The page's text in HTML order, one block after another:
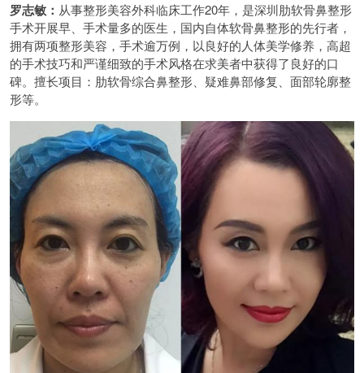
罗志敏： 从事整形美容外科临床工作20年，是深圳肋软骨鼻整形
手术开展早、手术量多的医生，国内自体软骨鼻整形的先行者，
拥有两项整形美容，手术逾万例，以良好的人体美学修养，高超
的手术技巧和严谨细致的手术风格在求美者中获得了良好的口
碑。擅长项目：肋软骨综合鼻整形、疑难鼻部修复、面部轮廓整
形等。